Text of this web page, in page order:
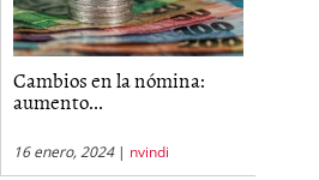
Cambios en la nómina:
aumento...
16 enero, 2024| nvindi